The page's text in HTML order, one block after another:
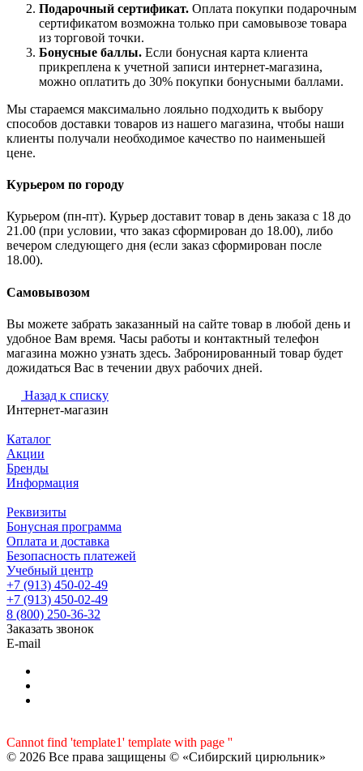
Подарочный сертификат. Оплата покупки подарочным
сертификатом возможна только при самовывозе товара
из торговой точки.
Бонусные баллы. Если бонусная карта клиента
прикреплена к учетной записи интернет-магазина,
можно оплатить до 30% покупки бонусными баллами.
Мы стараемся максимально лояльно подходить к выбору
способов доставки товаров из нашего магазина, чтобы наши
клиенты получали необходимое качество по наименьшей
цене.
Курьером по городу
Курьером (пн-пт). Курьер доставит товар в день заказа с 18 до
21.00 (при условии, что заказ сформирован до 18.00), либо
вечером следующего дня (если заказ сформирован после
18.00).
Самовывозом
Вы можете забрать заказанный на сайте товар в любой день и
удобное Вам время. Часы работы и контактный телефон
магазина можно узнать здесь. Забронированный товар будет
дожидаться Вас в течении двух рабочих дней.
Назад к списку
Интернет-магазин
Каталог
Акции
Бренды
Информация
Реквизиты
Бонусная программа
Оплата и доставка
Безопасность платежей
Учебный центр
+7 (913) 450-02-49
+7 (913) 450-02-49
8 (800) 250-36-32
Заказать звонок
E-mail
Cannot find 'template1' template with page ''
© 2026 Все права защищены © «Сибирский цирюльник»